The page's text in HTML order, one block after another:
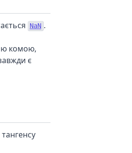
NaN .
комою,
є